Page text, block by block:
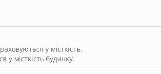
у місткість.
місткість будинку.